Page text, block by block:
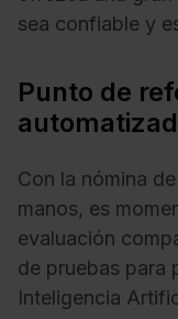
sea confiable y
Punto de
Con la nómina
manos, es
evaluación
de pruebas para
Inteligencia